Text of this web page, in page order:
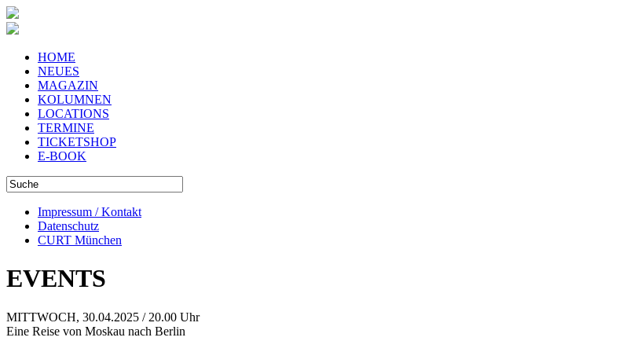
HOME
NEUES
MAGAZIN
KOLUMNEN
LOCATIONS
TERMINE
TICKETSHOP
E-BOOK
Impressum / Kontakt
Datenschutz
CURT München
EVENTS
MITTWOCH, 30.04.2025 / 20.00 Uhr
Eine Reise von Moskau nach Berlin